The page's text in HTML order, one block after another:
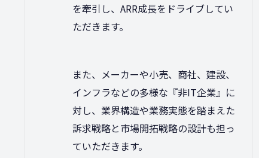
を牽引し、ARR成長をドライブしてい
ただきます。
また、メーカーや小売、商社、建設、
インフラなどの多様な『非IT企業』に
対し、業界構造や業務実態を踏まえた
訴求戦略と市場開拓戦略の設計も担っ
ていただきます。